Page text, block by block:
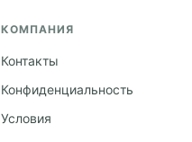
КОМПАНИЯ
Контакты
Конфиденциальность
Условия